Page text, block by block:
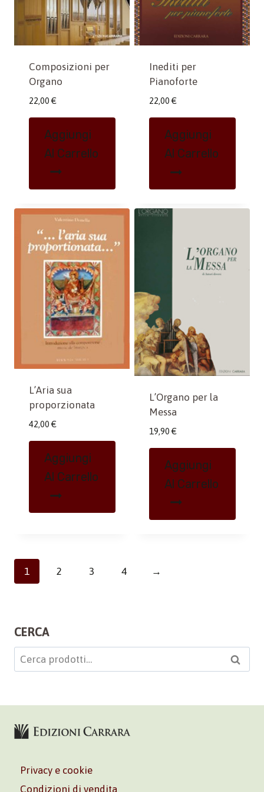
Composizioni per
Organo
22,00 €
Aggiungi
Al Carrello
Inediti per
Pianoforte
22,00 €
Aggiungi
Al Carrello
L’Aria sua
proporzionata
42,00 €
Aggiungi
Al Carrello
L’Organo per la
Messa
19,90 €
Aggiungi
Al Carrello
1 2 3 4 →
CERCA
Cerca: Cerca
Privacy e cookie
Condizioni di vendita